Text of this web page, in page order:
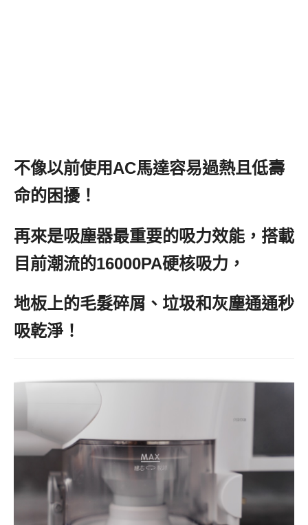
不像以前使用AC馬達容易過熱且低壽
命的困擾！
再來是吸塵器最重要的吸力效能，搭載
目前潮流的16000PA硬核吸力，
地板上的毛髮碎屑、垃圾和灰塵通通秒
吸乾淨！